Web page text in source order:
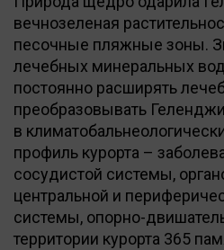
вечнозеленая
песочные пляжные зоны.
лечебных минеральных
постоянно расширять
преобразовывать
в
профиль курорта –
сосудистой системы,
центральной и
системы, опорно-
территории курорта 365